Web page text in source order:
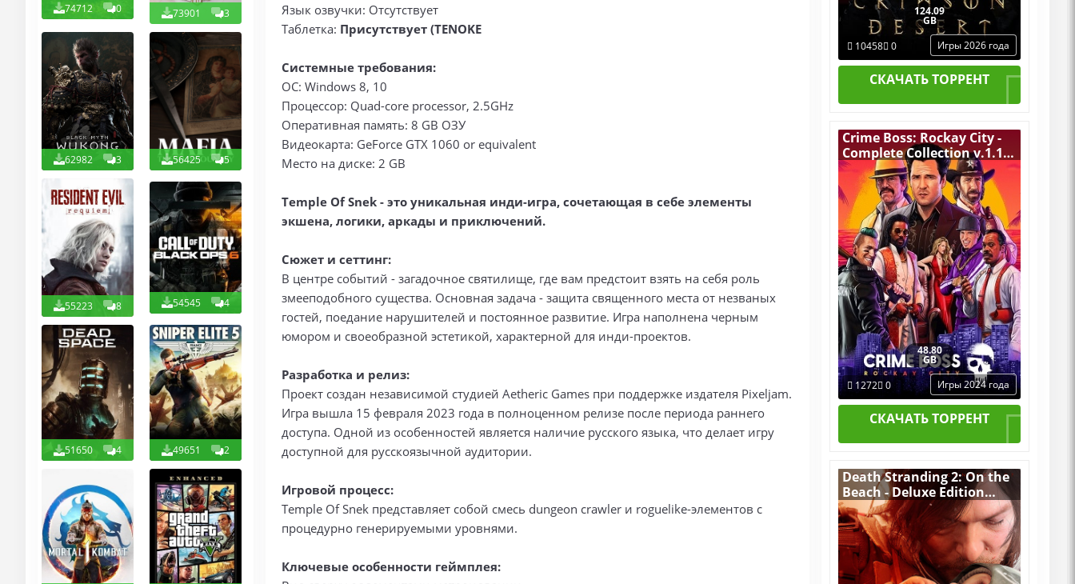
74712 0 73901 3
62982 3 56425 5
55223 8 54545 4
51650 4 49651 2
Язык озвучки: Отсутствует
Таблетка: Присутствует (TENOKE
Системные требования:
ОС: Windows 8, 10
Процессор: Quad-core processor, 2.5GHz
Оперативная память: 8 GB ОЗУ
Видеокарта: GeForce GTX 1060 or equivalent
Место на диске: 2 GB
Temple Of Snek - это уникальная инди-игра, сочетающая в себе элементы
экшена, логики, аркады и приключений.
Сюжет и сеттинг:
В центре событий - загадочное святилище, где вам предстоит взять на себя роль
змееподобного существа. Основная задача - защита священного места от незваных
гостей, поедание нарушителей и постоянное развитие. Игра наполнена черным
юмором и своеобразной эстетикой, характерной для инди-проектов.
Разработка и релиз:
Проект создан независимой студией Aetheric Games при поддержке издателя Pixeljam.
Игра вышла 15 февраля 2023 года в полноценном релизе после периода раннего
доступа. Одной из особенностей является наличие русского языка, что делает игру
доступной для русскоязычной аудитории.
Игровой процесс:
Temple Of Snek представляет собой смесь dungeon crawler и roguelike-элементов с
процедурно генерируемыми уровнями.
Ключевые особенности геймплея:
124.09
GB
10458 0 Игры 2026 года
СКАЧАТЬ ТОРРЕНТ
Crime Boss: Rockay City -
Complete Collection v.1.19
[RUS|ENG] (2024) PC
RePack от FitGirl + 11 DLC
48.80
GB
1272 0 Игры 2024 года
СКАЧАТЬ ТОРРЕНТ
Death Stranding 2: On the
Beach - Deluxe Edition
v.1.3.60.0 [RUS|ENG] (2026)
PC Пиратка Portable + All
DLCs